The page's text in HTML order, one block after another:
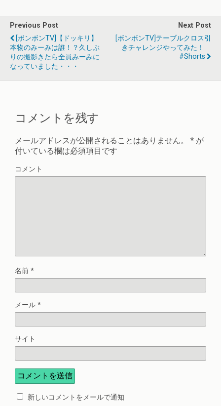
Previous Post
[ボンボンTV]【ドッキリ】
本物のみーみは誰！？久しぶ
りの撮影きたら全員みーみに
なっていました・・・
Next Post
[ボンボンTV]テーブルクロス引
きチャレンジやってみた！
#shorts
コメントを残す
メールアドレスが公開されることはありません。 * が
付いている欄は必須項目です
コメント
名前 *
メール *
サイト
新しいコメントをメールで通知